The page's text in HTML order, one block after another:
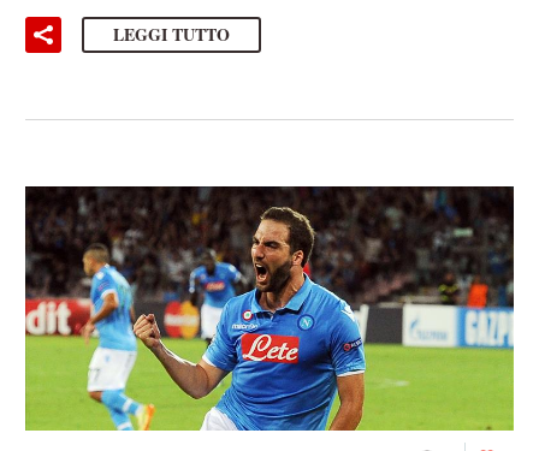
LEGGI TUTTO